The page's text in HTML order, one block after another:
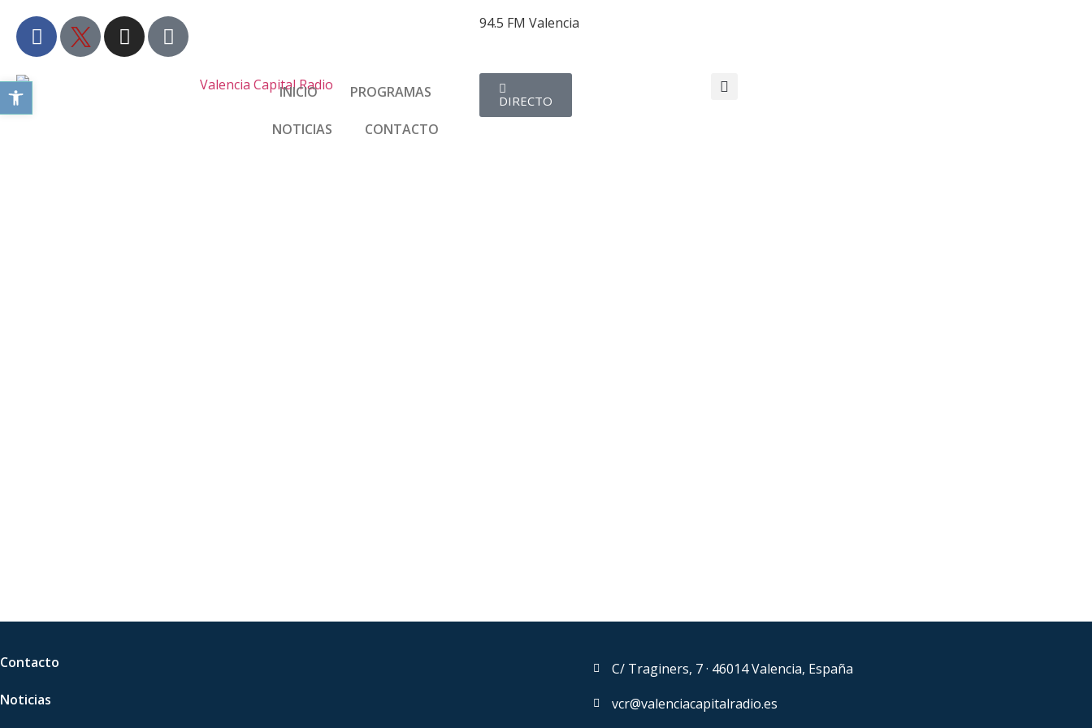
94.5 FM Valencia
INICIO PROGRAMAS
NOTICIAS CONTACTO
DIRECTO
Contacto
Noticias
C/ Traginers, 7 · 46014 Valencia, España
vcr@valenciacapitalradio.es
Abrir barra de herramientas